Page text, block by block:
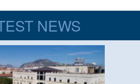
NEWS